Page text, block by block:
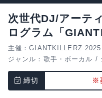
次世代DJ/アーテ
ログラム「
主催：GIANTKILLERZ 2025
ジャンル： 歌手・ボーカル /
締切 ※